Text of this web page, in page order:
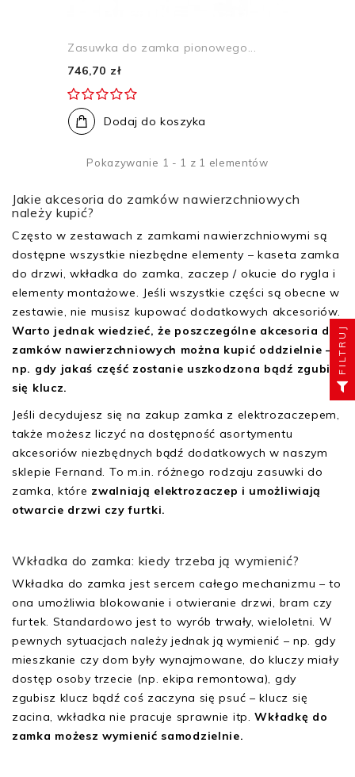
Zasuwka do zamka pionowego...
746,70 zł
Dodaj do koszyka
Pokazywanie 1 - 1 z 1 elementów
Jakie akcesoria do zamków nawierzchniowych
należy kupić?
Często w zestawach z zamkami nawierzchniowymi są
dostępne wszystkie niezbędne elementy – kaseta zamka
do drzwi, wkładka do zamka, zaczep / okucie do rygla i
elementy montażowe. Jeśli wszystkie części są obecne w
zestawie, nie musisz kupować dodatkowych akcesoriów.
Warto jednak wiedzieć, że poszczególne akcesoria do
zamków nawierzchniowych można kupić oddzielnie –
np. gdy jakaś część zostanie uszkodzona bądź zgubi
się klucz.
Jeśli decydujesz się na zakup zamka z elektrozaczepem,
także możesz liczyć na dostępność asortymentu
akcesoriów niezbędnych bądź dodatkowych w naszym
sklepie Fernand. To m.in. różnego rodzaju zasuwki do
zamka, które zwalniają elektrozaczep i umożliwiają
otwarcie drzwi czy furtki.
Wkładka do zamka: kiedy trzeba ją wymienić?
Wkładka do zamka jest sercem całego mechanizmu – to
ona umożliwia blokowanie i otwieranie drzwi, bram czy
furtek. Standardowo jest to wyrób trwały, wieloletni. W
pewnych sytuacjach należy jednak ją wymienić – np. gdy
mieszkanie czy dom były wynajmowane, do kluczy miały
dostęp osoby trzecie (np. ekipa remontowa), gdy
zgubisz klucz bądź coś zaczyna się psuć – klucz się
zacina, wkładka nie pracuje sprawnie itp.Wkładkę do
zamka możesz wymienić samodzielnie.
FILTRUJ